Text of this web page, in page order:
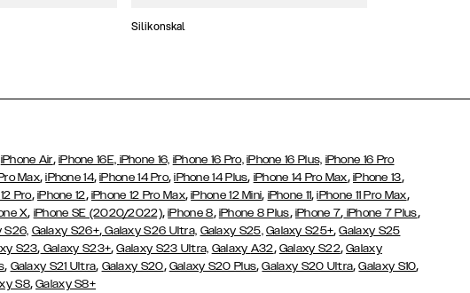
Silikonskal
iPhone Air, iPhone 16E, iPhone 16, iPhone 16 Pro, iPhone 16 Plus, iPhone 16 Pro
Max,iPhone 14,iPhone 14 Pro,iPhone 14 Plus, iPhone 14 Pro Max, iPhone 13,
Pro, iPhone 12, iPhone 12 Pro Max,iPhone 12 Mini, iPhone 11,iPhone 11 Pro Max,
X, iPhone SE (2020/2022),iPhone 8, iPhone 8 Plus, iPhone 7, iPhone 7 Plus,
S26, Galaxy S26+,Galaxy S26 Ultra, Galaxy S25, Galaxy S25+,Galaxy S25
S23, Galaxy S23+,Galaxy S23 Ultra, Galaxy A32, Galaxy S22,Galaxy
, Galaxy S21 Ultra, Galaxy S20, Galaxy S20 Plus,Galaxy S20 Ultra,Galaxy S10,
S8,Galaxy S8+